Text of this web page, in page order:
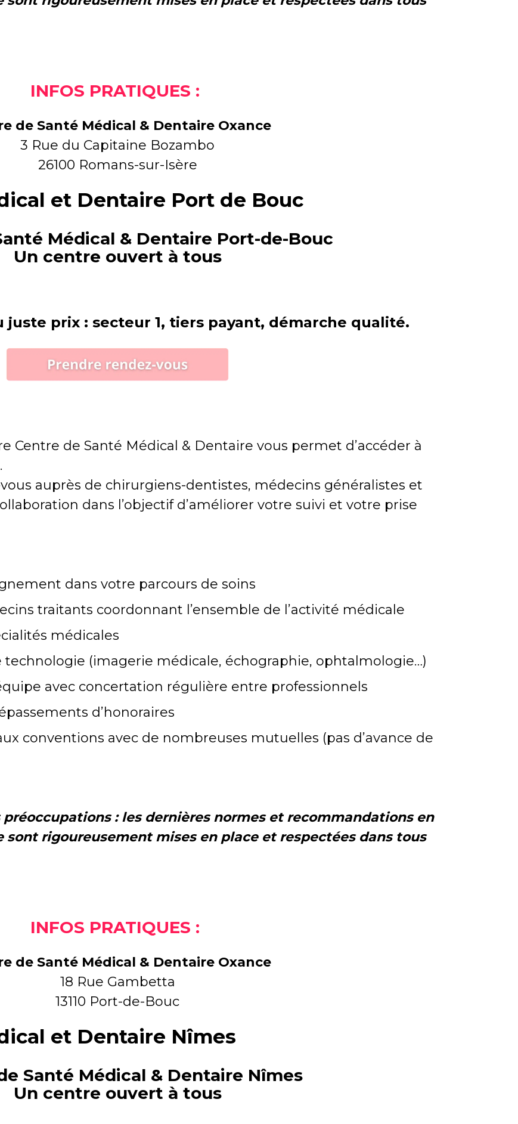
INFOS PRATIQUES :
de Santé Médical & Dentaire Oxance
3 Rue du Capitaine Bozambo
26100 Romans-sur-Isère
et Dentaire Port de Bouc
Médical & Dentaire Port-de-Bouc
Un centre ouvert à tous
juste prix : secteur 1, tiers payant, démarche qualité.
Centre de Santé Médical & Dentaire vous permet d’accéder à
auprès de chirurgiens-dentistes, médecins généralistes et
dans l’objectif d’améliorer votre suivi et votre prise
dans votre parcours de soins
traitants coordonnant l’ensemble de l’activité médicale
médicales
(imagerie médicale, échographie, ophtalmologie…)
avec concertation régulière entre professionnels
d’honoraires
conventions avec de nombreuses mutuelles (pas d’avance de
préoccupations : les dernières normes et recommandations en
sont rigoureusement mises en place etrespectées dans tous
INFOS PRATIQUES :
de Santé Médical & Dentaire Oxance
18 Rue Gambetta
13110 Port-de-Bouc
et Dentaire Nîmes
Santé Médical & Dentaire Nîmes
Un centre ouvert à tous